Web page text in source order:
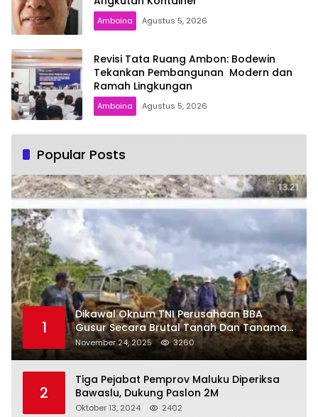
Amboina Agustus 5, 2026
Revisi Tata Ruang Ambon: Bodewin
Tekankan Pembangunan Modern dan
Ramah Lingkungan
Amboina Agustus 5, 2026
Popular Posts
1
Dikawal Oknum TNI Perusahaan BBA
Gusur Secara Brutal Tanah Dan Tanaman
Warga, Akademisi Unpatti Minta Pangdam
Tertibkan Anggotanya
November 24, 2025 3260
2
Tiga Pejabat Pemprov Maluku Diperiksa
Bawaslu, Dukung Paslon 2M
Oktober 13, 2024 2402